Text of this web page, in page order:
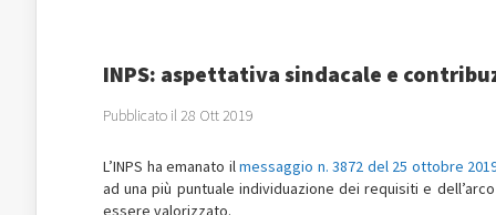
INPS: aspettativa sindacale e
Pubblicato il 28 Ott 2019
L’INPS ha emanato ilmessaggio n. 3872 del 25 ottobre
ad una più puntuale individuazione dei requisiti e
essere valorizzato.